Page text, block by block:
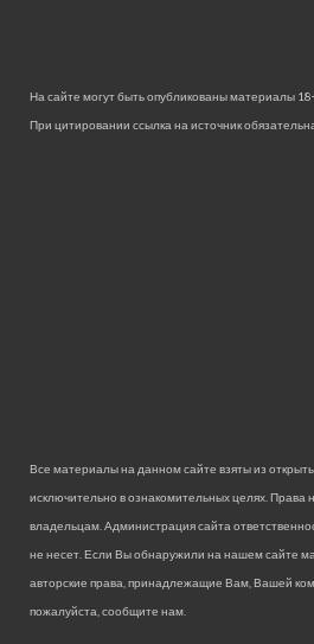
На сайте могут быть опубликованы материалы
При цитировании ссылка на источник
Все материалы на данном сайте взяты из
исключительно в ознакомительных целях.
владельцам. Администрация сайта
не несет. Если Вы обнаружили на нашем сайте
авторские права, принадлежащие Вам, Вашей
пожалуйста, сообщите нам.